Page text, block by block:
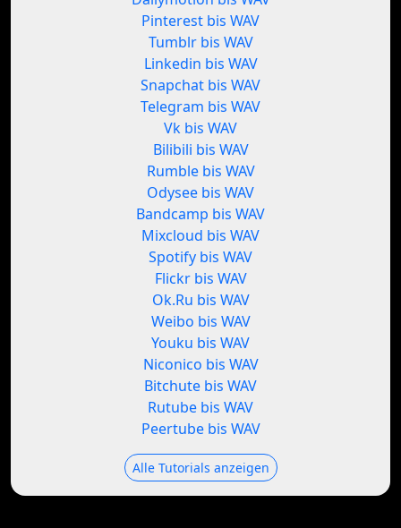
Pinterest bis WAV
Tumblr bis WAV
Linkedin bis WAV
Snapchat bis WAV
Telegram bis WAV
Vk bis WAV
Bilibili bis WAV
Rumble bis WAV
Odysee bis WAV
Bandcamp bis WAV
Mixcloud bis WAV
Spotify bis WAV
Flickr bis WAV
Ok.Ru bis WAV
Weibo bis WAV
Youku bis WAV
Niconico bis WAV
Bitchute bis WAV
Rutube bis WAV
Peertube bis WAV
Alle Tutorials anzeigen